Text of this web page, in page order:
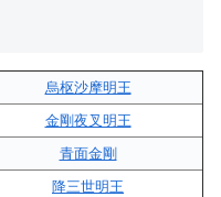
烏枢沙摩明王
金剛夜叉明王
青面金剛
降三世明王